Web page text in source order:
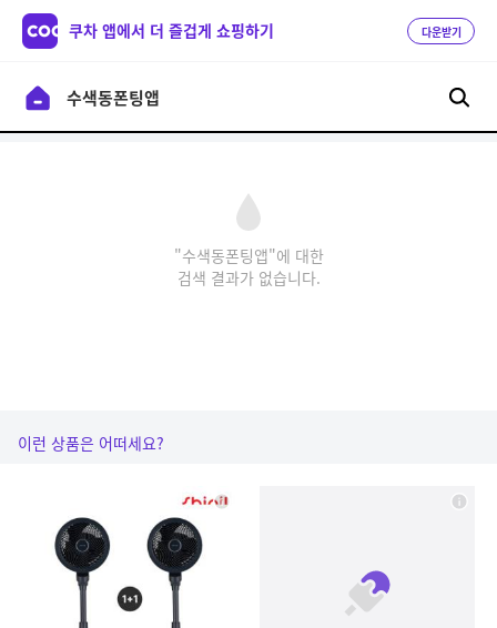
쿠차 앱에서 더 즐겁게 쇼핑하기 다운받기
"수색동폰팅앱"에 대한
검색 결과가 없습니다.
이런 상품은 어떠세요?